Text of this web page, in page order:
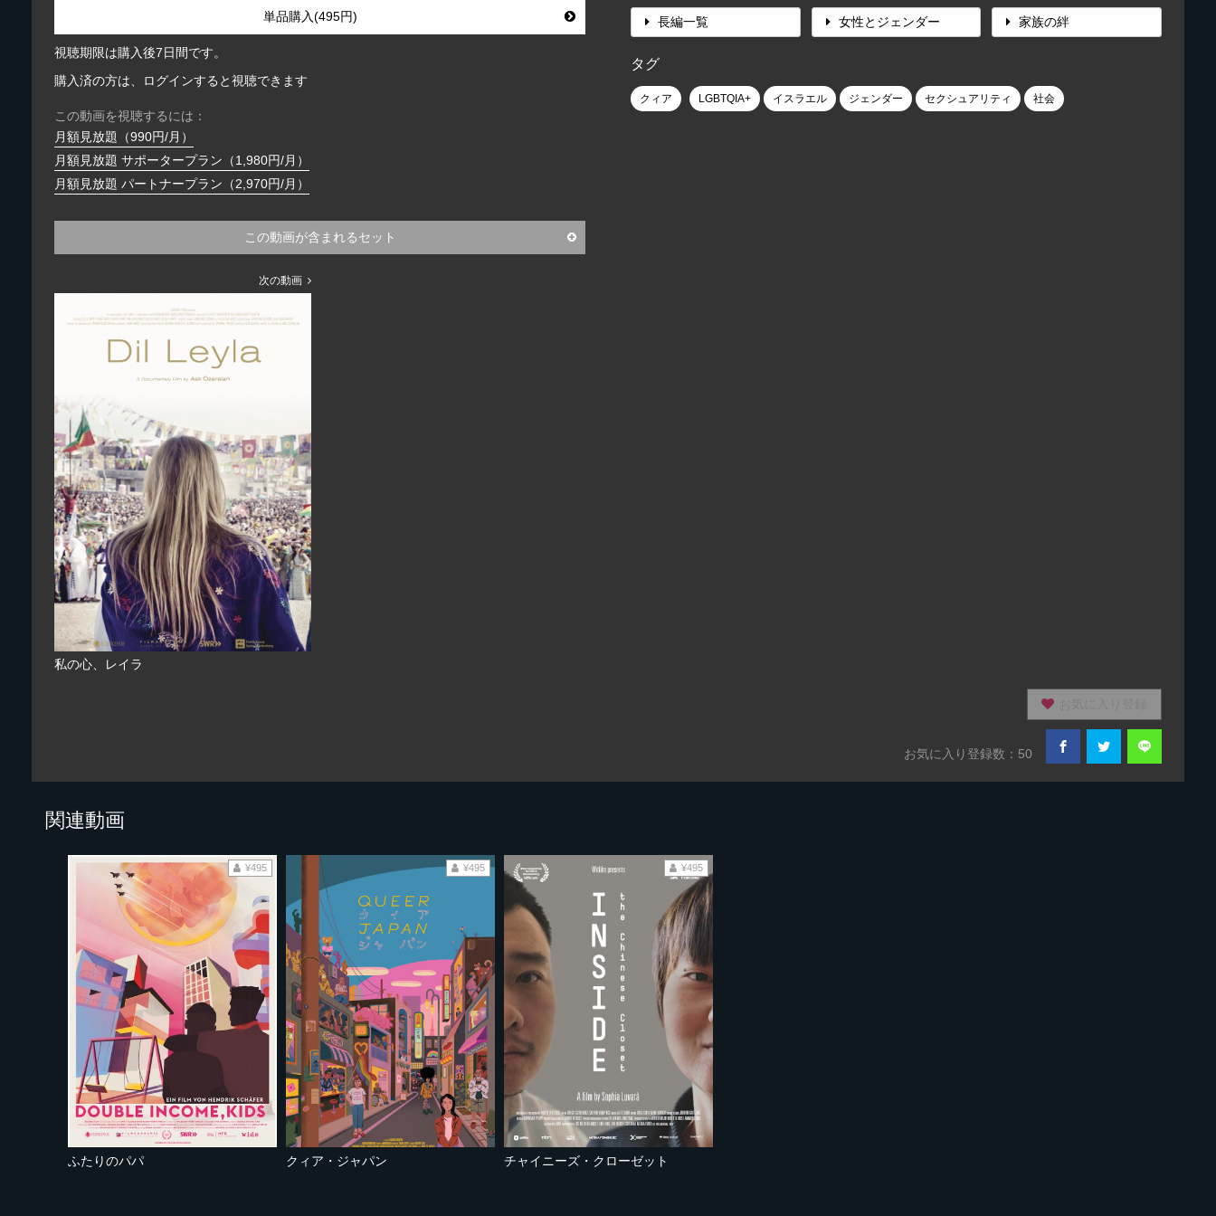
単品購入(495円)
視聴期限は購入後7日間です。
購入済の方は、ログインすると視聴できます
この動画を視聴するには：
月額見放題（990円/月）
月額見放題 サポータープラン（1,980円/月）
月額見放題 パートナープラン（2,970円/月）
この動画が含まれるセット
次の動画
私の心、レイラ
長編一覧 女性とジェンダー 家族の絆
タグ
クィア LGBTQIA+ イスラエル ジェンダー セクシュアリティ 社会
お気に入り登録数：50
関連動画
ふたりのパパ
¥495
クィア・ジャパン
¥495
チャイニーズ・クローゼット
¥495